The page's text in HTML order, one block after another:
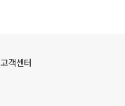
고객센터